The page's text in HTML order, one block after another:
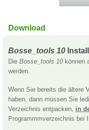
Download
Bosse_tools 10
Die Bosse_tools 10 können
werden.
Wenn Sie bereits die ältere
haben, dann müssen Sie
Verzeichnis entpacken, in
Programmmverzeichnis bei